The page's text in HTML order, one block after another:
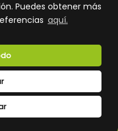
Puedes obtener más
aquí.